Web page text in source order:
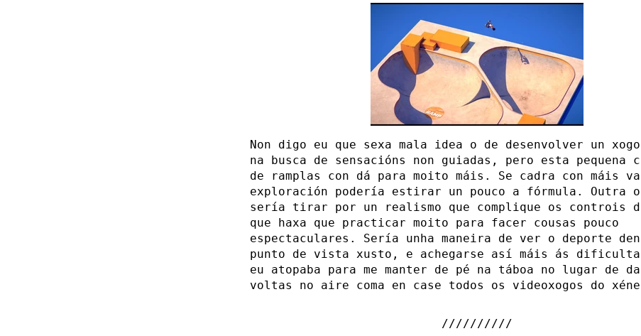
Non digo eu que sexa mala idea o de desenvolver un xogo
na busca de sensacións non guiadas, pero esta pequena
de ramplas con dá para moito máis. Se cadra con máis
exploración podería estirar un pouco a fórmula. Outra
sería tirar por un realismo que complique os controis
que haxa que practicar moito para facer cousas pouco
espectaculares. Sería unha maneira de ver o deporte
punto de vista xusto, e achegarse así máis ás
eu atopaba para me manter de pé na táboa no lugar de
voltas no aire coma en case todos os videoxogos do